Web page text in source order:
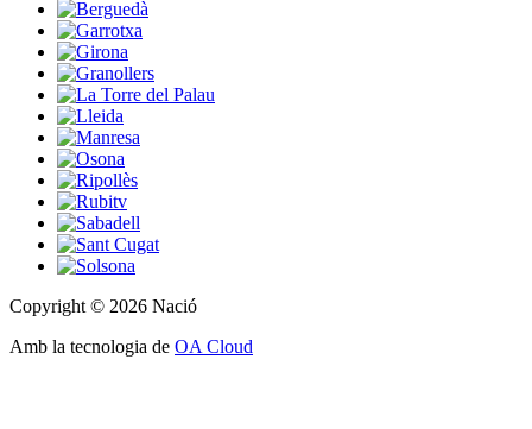
Copyright © 2026 Nació
Amb la tecnologia de OA Cloud